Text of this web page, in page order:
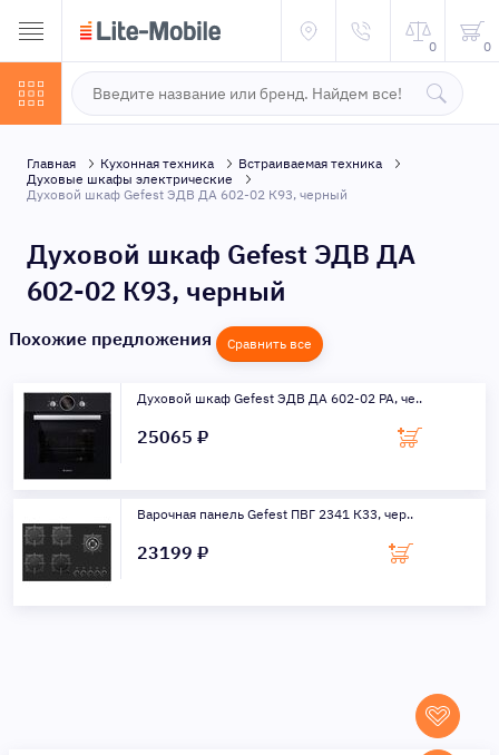
0 0
Главная Кухонная техника
Встраиваемая техника
Духовые шкафы электрические
Духовой шкаф Gefest ЭДВ ДА 602-02 К93, черный
Духовой шкаф Gefest ЭДВ ДА
602-02 К93, черный
Похожие предложения Сравнить все
Духовой шкаф Gefest ЭДВ ДА 602-02 РА, че..
25065 ₽
Варочная панель Gefest ПВГ 2341 К33, чер..
23199 ₽